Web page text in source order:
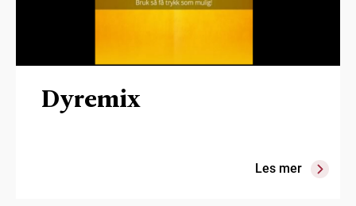
Dyremix
Les mer